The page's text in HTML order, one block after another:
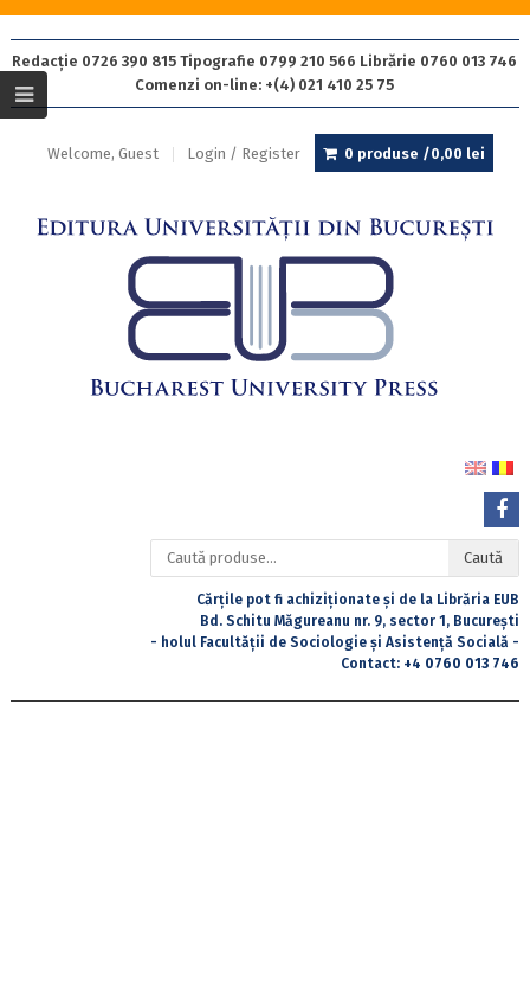
Redacție 0726 390 815 Tipografie 0799 210 566 Librărie 0760 013 746
Comenzi on-line: +(4) 021 410 25 75
Welcome, Guest Login / Register 0 produse /0,00 lei
Caută
după:
Caută
Cărțile pot fi achiziționate și de la Librăria EUB
Bd. Schitu Măgureanu nr. 9, sector 1, București
- holul Facultății de Sociologie și Asistență Socială -
Contact: +4 0760 013 746